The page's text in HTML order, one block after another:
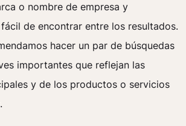
o nombre de empresa y
de encontrar entre los resultados.
hacer un par de búsquedas
importantes que reflejan las
y de los productos o servicios